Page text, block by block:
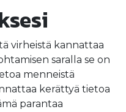
virheistä kannattaa
saralla se on
menneistä
kerättyä tietoa
parantaa